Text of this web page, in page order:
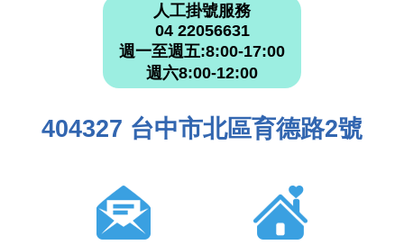
人工掛號服務
04 22056631
週一至週五:8:00-17:00
週六8:00-12:00
404327 台中市北區育德路2號